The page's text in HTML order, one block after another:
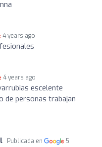
4 years ago
4 years ago
escelente
de personas trabajan
Publicada en
5